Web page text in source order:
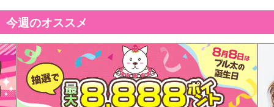
※dショッピングサンプル百貨店よりお届けする商品は、ご利用いた
だいた後のご感想をいただくことを目的としており、転売等は固く
禁じます。
転売等、目的以外での利用が確認された場合は、サービス利用を停
止させていただきます。
【配送伝票番号について】
今週のオススメ